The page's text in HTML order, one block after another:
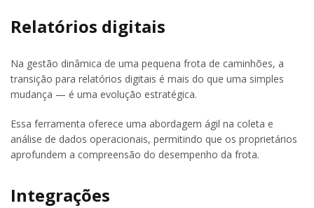
Relatórios digitais
Na gestão dinâmica de uma pequena frota de caminhões, a
transição para relatórios digitais é mais do que uma simples
mudança — é uma evolução estratégica.
Essa ferramenta oferece uma abordagem ágil na coleta e
análise de dados operacionais, permitindo que os proprietários
aprofundem a compreensão do desempenho da frota.
Integrações